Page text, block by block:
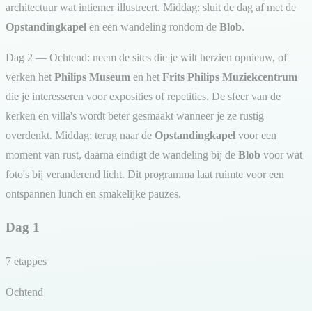
architectuur wat intiemer illustreert. Middag: sluit de dag af met de
Opstandingkapel en een wandeling rondom de Blob.
Dag 2 — Ochtend: neem de sites die je wilt herzien opnieuw, of
verken het Philips Museum en het Frits Philips Muziekcentrum
die je interesseren voor exposities of repetities. De sfeer van de
kerken en villa's wordt beter gesmaakt wanneer je ze rustig
overdenkt. Middag: terug naar de Opstandingkapel voor een
moment van rust, daarna eindigt de wandeling bij de Blob voor wat
foto's bij veranderend licht. Dit programma laat ruimte voor een
ontspannen lunch en smakelijke pauzes.
Dag 1
7 etappes
Ochtend